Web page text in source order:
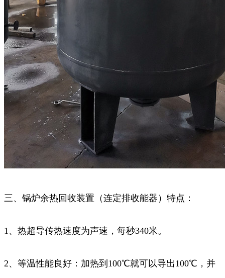
三、锅炉余热回收装置（连定排收能器）特点：
1、热超导传热速度为声速，每秒340米。
2、等温性能良好：加热到100℃就可以导出100℃，并